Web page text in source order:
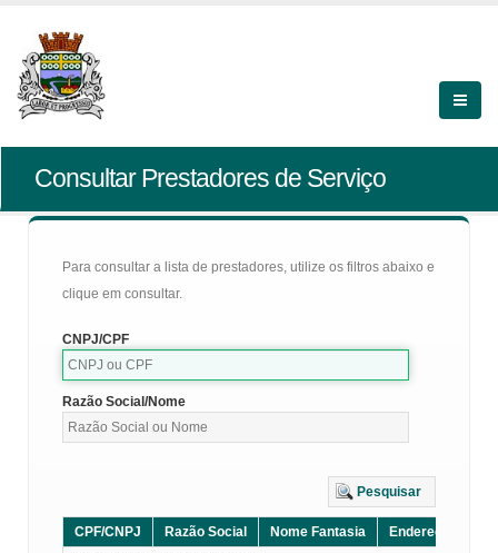
Consultar Prestadores de Serviço
Para consultar a lista de prestadores, utilize os filtros abaixo e
clique em consultar.
CNPJ/CPF
Razão Social/Nome
Pesquisar
CPF/CNPJ Razão Social Nome Fantasia Endereço